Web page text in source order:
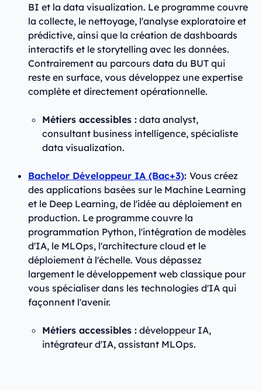
BI et la data visualization. Le programme couvre
la collecte, le nettoyage, l'analyse exploratoire et
prédictive, ainsi que la création de dashboards
interactifs et le storytelling avec les données.
Contrairement au parcours data du BUT qui
reste en surface, vous développez une expertise
complète et directement opérationnelle.
Métiers accessibles : data analyst,
consultant business intelligence, spécialiste
data visualization.
Bachelor Développeur IA (Bac+3): Vous créez
des applications basées sur le Machine Learning
et le Deep Learning, de l'idée au déploiement en
production. Le programme couvre la
programmation Python, l'intégration de modèles
d'IA, le MLOps, l'architecture cloud et le
déploiement à l'échelle. Vous dépassez
largement le développement web classique pour
vous spécialiser dans les technologies d'IA qui
façonnent l'avenir.
Métiers accessibles : développeur IA,
intégrateur d'IA, assistant MLOps.